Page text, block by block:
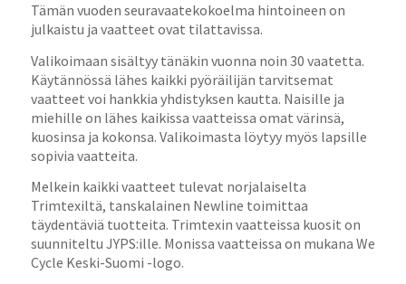
Tämän vuoden seuravaatekokoelma hintoineen on
julkaistu ja vaatteet ovat tilattavissa.
Valikoimaan sisältyy tänäkin vuonna noin 30 vaatetta.
Käytännössä lähes kaikki pyöräilijän tarvitsemat
vaatteet voi hankkia yhdistyksen kautta. Naisille ja
miehille on lähes kaikissa vaatteissa omat värinsä,
kuosinsa ja kokonsa. Valikoimasta löytyy myös lapsille
sopivia vaatteita.
Melkein kaikki vaatteet tulevat norjalaiselta
Trimtexiltä, tanskalainen Newline toimittaa
täydentäviä tuotteita. Trimtexin vaatteissa kuosit on
suunniteltu JYPS:ille. Monissa vaatteissa on mukana We
Cycle Keski-Suomi -logo.